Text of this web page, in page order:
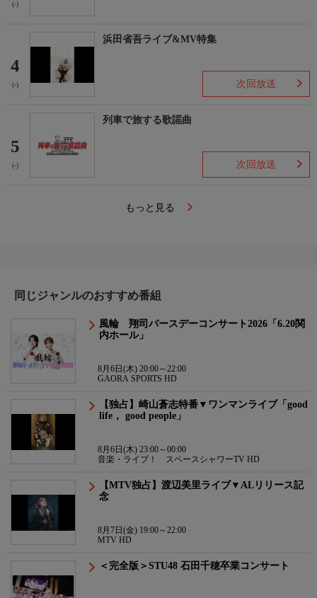
(-)
4
(-)
浜田省吾ライブ&MV特集
次回放送
5
(-)
列車で旅する歌謡曲
次回放送
もっと見る
同じジャンルのおすすめ番組
風輪 翔司バースデーコンサート2026「6.20関
内ホール」
8月6日(木) 20:00～22:00
GAORA SPORTS HD
【独占】崎山蒼志特番▼ワンマンライブ「good
life， good people」
8月6日(木) 23:00～00:00
音楽・ライブ！ スペースシャワーTV HD
【MTV独占】渡辺美里ライブ▼ALリリース記
念
8月7日(金) 19:00～22:00
MTV HD
＜完全版＞STU48 石田千穂卒業コンサート